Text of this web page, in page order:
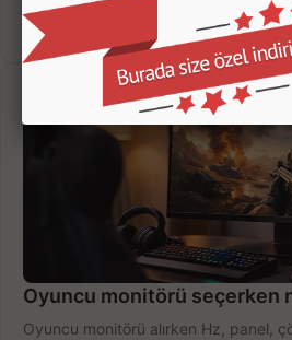
fırsatları değerlendirin, inceleyin.
12 Temmuz 2026
Oyuncu monitörü seçerken
Oyuncu monitörü alırken Hz, panel,